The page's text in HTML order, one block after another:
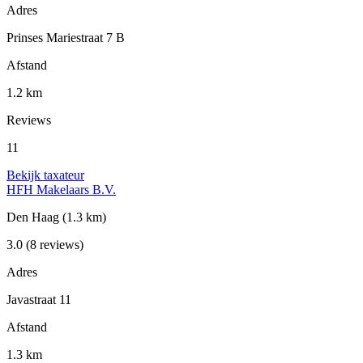
Adres
Prinses Mariestraat 7 B
Afstand
1.2 km
Reviews
11
Bekijk taxateur
HFH Makelaars B.V.
Den Haag (1.3 km)
3.0 (8 reviews)
Adres
Javastraat 11
Afstand
1.3 km